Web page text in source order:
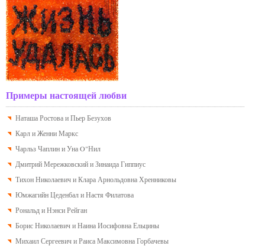
Примеры настоящей любви
Наташа Ростова и Пьер Безухов
Карл и Женни Маркс
Чарльз Чаплин и Уна O"Нил
Дмитрий Мережковский и Зинаида Гиппиус
Тихон Николаевич и Клара Арнольдовна Хренниковы
Юмжагийн Цеденбал и Настя Филатова
Рональд и Нэнси Рейган
Борис Николаевич и Наина Иосифовна Ельцины
Михаил Сергеевич и Раиса Максимовна Горбачевы